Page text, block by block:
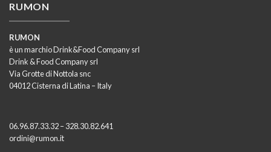
RUMON
RUMON
è un marchio Drink&Food Company srl
Drink & Food Company srl
Via Grotte di Nottola snc
04012 Cisterna di Latina – Italy
06.96.87.33.32 – 328.30.82.641
ordini@rumon.it